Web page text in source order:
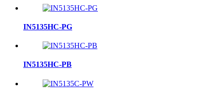
IN5135HC-PG
IN5135HC-PB